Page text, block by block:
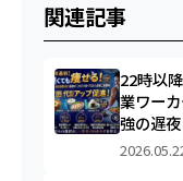
関連記事
22時以
業ワー
強の遅